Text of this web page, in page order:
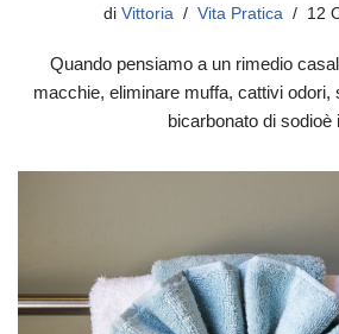
di Vittoria Vita Pratica 12
Quando pensiamo a un rimedio
macchie, eliminare muffa, cattivi
bicarbonato di